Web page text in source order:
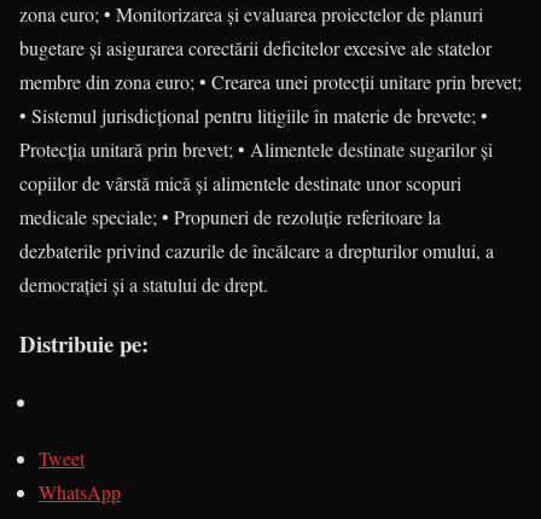
zona euro; • Monitorizarea și evaluarea proiectelor de planuri
bugetare și asigurarea corectării deficitelor excesive ale statelor
membre din zona euro; • Crearea unei protecţii unitare prin brevet;
• Sistemul jurisdicţional pentru litigiile în materie de brevete; •
Protecția unitară prin brevet; • Alimentele destinate sugarilor și
copiilor de vârstă mică și alimentele destinate unor scopuri
medicale speciale; • Propuneri de rezoluţie referitoare la
dezbaterile privind cazurile de încălcare a drepturilor omului, a
democraţiei şi a statului de drept.
Distribuie pe:
Tweet
WhatsApp